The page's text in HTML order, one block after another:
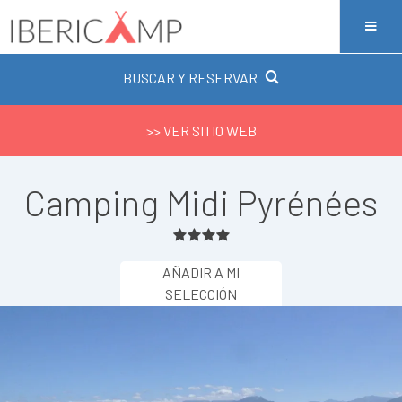
BUSCAR Y RESERVAR
>> VER SITIO WEB
Camping Midi Pyrénées
AÑADIR A MI
SELECCIÓN